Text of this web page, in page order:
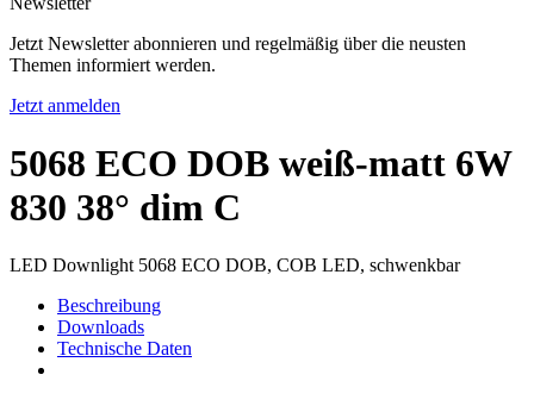
Jetzt Newsletter abonnieren und regelmäßig über die neusten
Themen informiert werden.
Jetzt anmelden
5068 ECO DOB weiß-matt 6W
830 38° dim C
LED Downlight 5068 ECO DOB, COB LED, schwenkbar
Beschreibung
Downloads
Technische Daten